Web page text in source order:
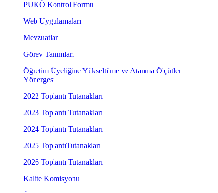
PUKÖ Kontrol Formu
Web Uygulamaları
Mevzuatlar
Görev Tanımları
Öğretim Üyeliğine Yükseltilme ve Atanma Ölçütleri
Yönergesi
2022 Toplantı Tutanakları
2023 Toplantı Tutanakları
2024 Toplantı Tutanakları
2025 ToplantıTutanakları
2026 Toplantı Tutanakları
Kalite Komisyonu